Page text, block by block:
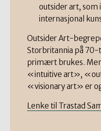
outsider art, som
internasjonal
Outsider Art-
Storbritannia på 70-
primært brukes.
«intuitive art»,
«visionary art» er
Lenke til Trastad